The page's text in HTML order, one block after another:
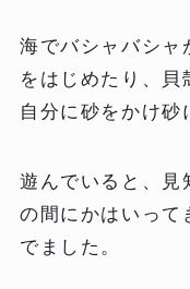
海でバシャバシャ
をはじめたり、貝
自分に砂をかけ砂
遊んでいると、見
の間にかはいって
でました。